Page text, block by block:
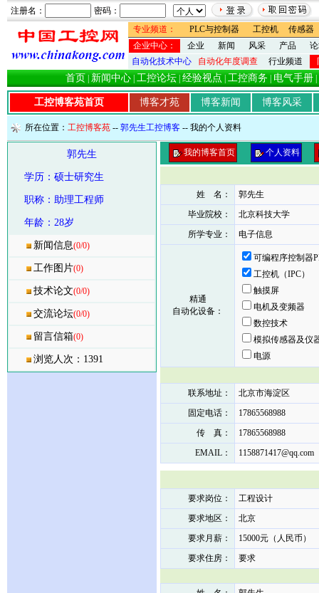
注册名：
密码：
专业频道：
PLC与控制器 工控机
传感器
企业中心：
企业 新闻 风采 产品
自动化技术中心
自动化年度调查 行业频道
首页 新闻中心 工控论坛 经验视点 工控商务 电气手册
工控博客苑首页 博客才苑 博客新闻 博客风采
所在位置： 工控博客苑 -- 郭先生工控博客 -- 我的个人资料
郭先生
学历：硕士研究生
职称：助理工程师
年龄：28岁
新闻信息(0/0)
工作图片(0)
技术论文(0/0)
交流论坛(0/0)
留言信箱(0)
浏览人次：1391
我的博客首页 个人资料
姓 名：
郭先生
毕业院校：
北京科技大学
所学专业：
电子信息
精通
自动化设备：
可编程序控制器
工控机（IPC）
触摸屏
电机及变频器
数控技术
模拟传感器及仪
电源
联系地址：
北京市海淀区
固定电话：
17865568988
传 真：
17865568988
EMAIL：
1158871417@qq.com
要求岗位：
工程设计
要求地区：
北京
要求月薪：
15000元（人民币）
要求住房：
要求